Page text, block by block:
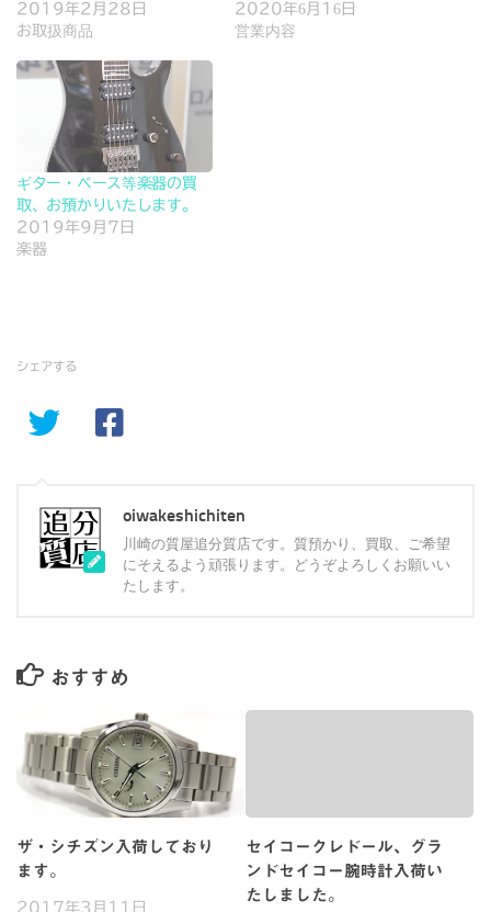
2019年2月28日
お取扱商品
2020年6月16日
営業内容
ギター・ベース等楽器の買
取、お預かりいたします。
2019年9月7日
楽器
シェアする
oiwakeshichiten
川崎の質屋追分質店です。質預かり、買取、ご希望
にそえるよう頑張ります。どうぞよろしくお願いい
たします。
おすすめ
ザ・シチズン入荷しており
ます。
2017年3月11日
セイコークレドール、グラ
ンドセイコー腕時計入荷い
たしました。